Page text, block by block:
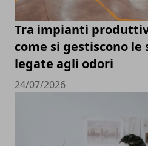
Tra impianti
come si gestiscono le
legate agli odori
24/07/2026